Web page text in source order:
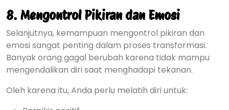
8. Mengontrol Pikiran dan Emosi
Selanjutnya, kemampuan mengontrol pikiran dan
emosi sangat penting dalam proses transformasi.
Banyak orang gagal berubah karena tidak mampu
mengendalikan diri saat menghadapi tekanan.
Oleh karena itu, Anda perlu melatih diri untuk: